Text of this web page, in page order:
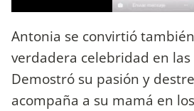
Antonia se convirtió
verdadera celebridad en las
Demostró su pasión y
acompaña a su mamá en